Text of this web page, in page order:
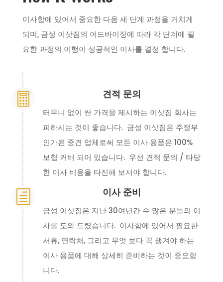
이사함에 있어서 중요한 다음 세 단계 과정을 거치게
되며, 금성 이삿짐의 어드바이징에 따라 각 단계에 필
요한 과정의 이행이 성공적인 이사를 결정 합니다.
 견적 문의
터무니 없이 싼 가격을 제시하는 이삿짐 회사는
피하시는 것이 좋습니다. 금성 이삿짐은 주정부
인가된 중견 업체로써 모든 이사 용품은 100%
보험 커버 되어 있습니다. 우선 견적 문의 / 타당
한 이사 비용을 타진해 보셔야 합니다.
h 이사 준비
금성 이삿짐은 지난 30여년간 수 많은 분들의 이
사를 도와 드렸습니다. 이사함에 있어서 필요한
서류, 연락처, 그리고 무엇 보다 꼭 챙겨야 하는
이사 용품에 대해 상세히 준비하는 것이 중요합
니다.